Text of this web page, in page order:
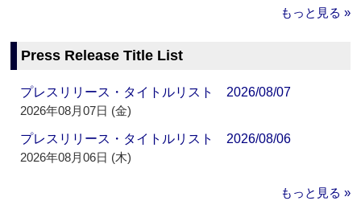
もっと見る »
Press Release Title List
プレスリリース・タイトルリスト 2026/08/07
2026年08月07日 (金)
プレスリリース・タイトルリスト 2026/08/06
2026年08月06日 (木)
もっと見る »